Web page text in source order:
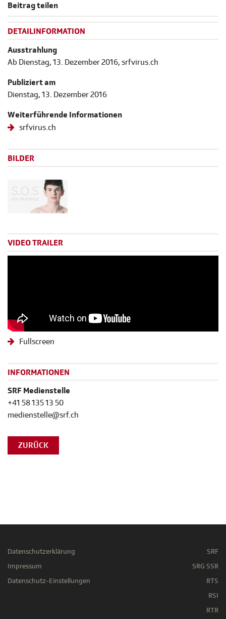
Beitrag teilen
DETAILINFORMATION
Ausstrahlung
Ab Dienstag, 13. Dezember 2016, srfvirus.ch
Publiziert am
Dienstag, 13. Dezember 2016
Weiterführende Informationen
srfvirus.ch
BILDER
VIDEO TRAILER
Fullscreen
INFORMATIONEN
SRF Medienstelle
+41 58 135 13 50
medienstelle@srf.ch
ZURÜCK
Datenschutzerklärung
Impressum
Datenschutz-Einstellungen
SRF
SRG SSR
RTS
RSI
RTR